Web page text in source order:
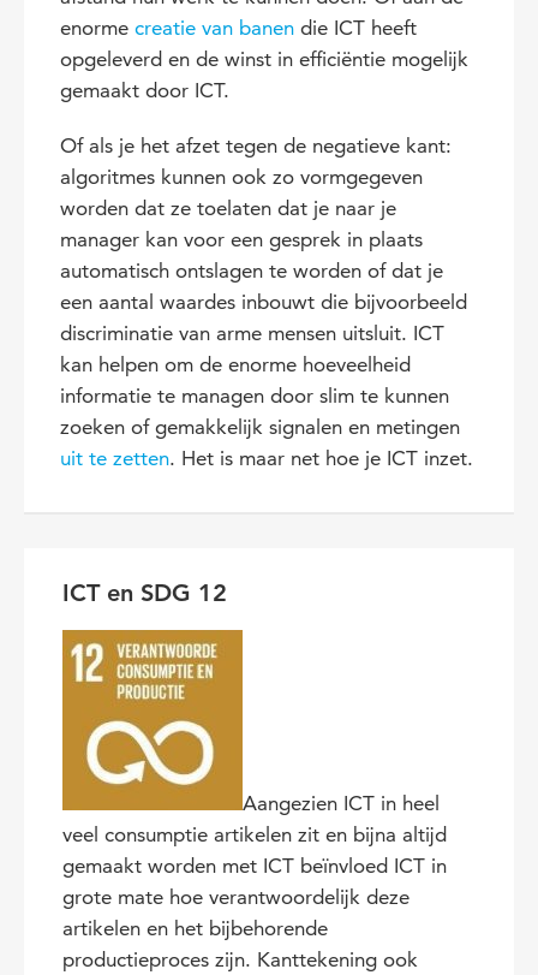
enorme creatie van banen die ICT heeft
opgeleverd en de winst in efficiëntie mogelijk
gemaakt door ICT.
Of als je het afzet tegen de negatieve kant:
algoritmes kunnen ook zo vormgegeven
worden dat ze toelaten dat je naar je
manager kan voor een gesprek in plaats
automatisch ontslagen te worden of dat je
een aantal waardes inbouwt die bijvoorbeeld
discriminatie van arme mensen uitsluit. ICT
kan helpen om de enorme hoeveelheid
informatie te managen door slim te kunnen
zoeken of gemakkelijk signalen en metingen
uit te zetten. Het is maar net hoe je ICT inzet.
ICT en SDG 12
Aangezien ICT in heel
veel consumptie artikelen zit en bijna altijd
gemaakt worden met ICT beïnvloed ICT in
grote mate hoe verantwoordelijk deze
artikelen en het bijbehorende
productieproces zijn. Kanttekening ook